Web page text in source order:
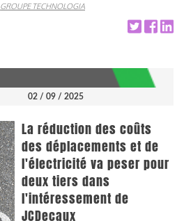
GROUPE TECHNOLOGIA
02 / 09 / 2025
La réduction des coûts
des déplacements et de
l'électricité va peser pour
deux tiers dans
l'intéressement de
JCDecaux